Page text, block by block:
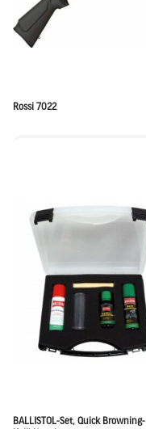
Rossi 7022
BALLISTOL-Set, Quick Browning-